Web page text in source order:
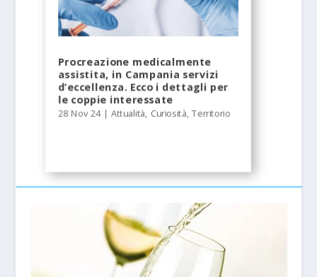
Procreazione medicalmente
assistita, in Campania servizi
d’eccellenza. Ecco i dettagli per
le coppie interessate
28 Nov 24|Attualità, Curiosità,Territorio